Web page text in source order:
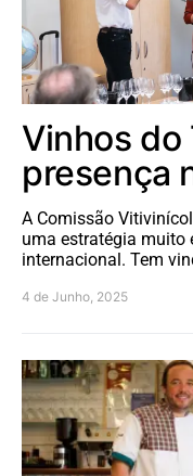
Vinhos
presença
A Comissão
uma estratégia muito
internacional. Tem
4 de Junho, 2025